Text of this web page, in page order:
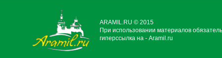
ARAMIL.RU © 2015
При использовании материалов
гиперссылка на - Aramil.ru